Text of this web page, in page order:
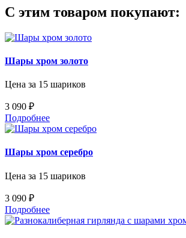
С этим товаром покупают:
Шары хром золото
Цена за 15 шариков
3 090 ₽
Подробнее
Шары хром серебро
Цена за 15 шариков
3 090 ₽
Подробнее